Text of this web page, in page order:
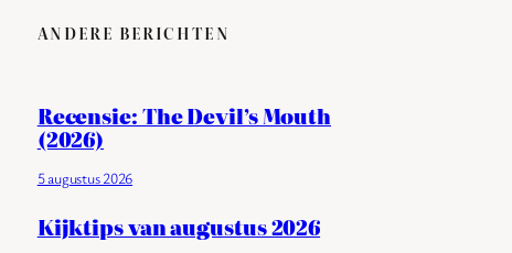
ANDERE BERICHTEN
Recensie: The Devil’s Mouth
(2026)
5 augustus 2026
Kijktips van augustus 2026